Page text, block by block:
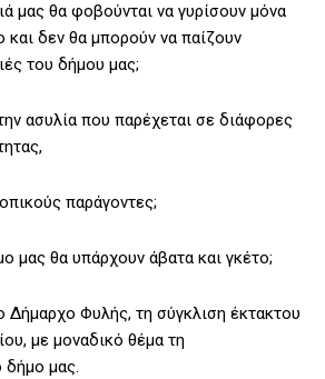
μας θα φοβούνται να γυρίσουν μόνα
και δεν θα μπορούν να παίζουν
του δήμου μας;
ασυλία που παρέχεται σε διάφορες
παράγοντες;
μας θα υπάρχουν άβατα και γκέτο;
Δήμαρχο Φυλής, τη σύγκλιση έκτακτου
με μοναδικό θέμα τη
δήμο μας.